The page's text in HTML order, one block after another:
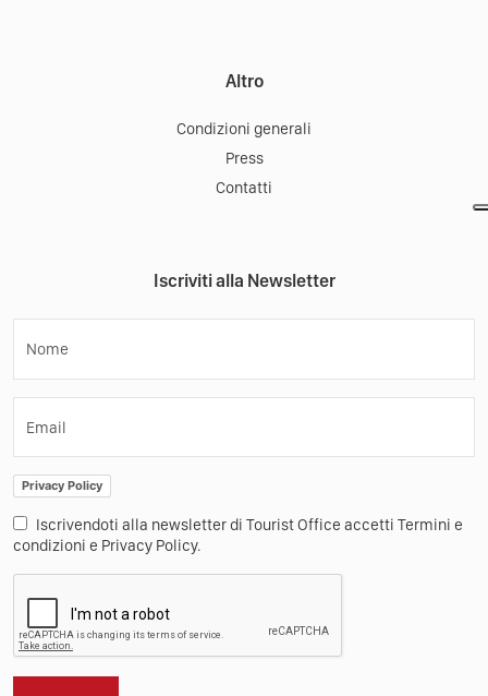
Altro
Condizioni generali
Press
Contatti
Iscriviti alla Newsletter
Nome
Email
Privacy Policy
Iscrivendoti alla newsletter di Tourist Office accetti Termini e
condizioni e Privacy Policy.